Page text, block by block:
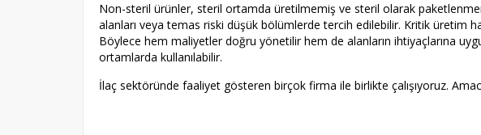
Non-steril ürünler, steril ortamda üretilmemiş ve steril olarak
alanları veya temas riski düşük bölümlerde tercih edilebilir. Kritik üretim
Böylece hem maliyetler doğru yönetilir hem de alanların ihtiyaçlarına
ortamlarda kullanılabilir.
İlaç sektöründe faaliyet gösteren birçok firma ile birlikte çalışıyoruz.